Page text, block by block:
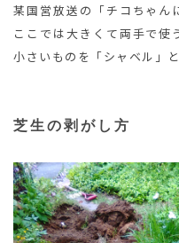
某国営放送の「チコちゃん
ここでは大きくて両手で使
小さいものを「シャベル」と
芝生の剥がし方